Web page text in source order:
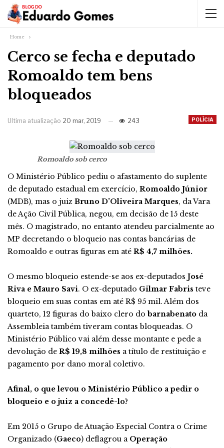
Home
Cerco se fecha e deputado
Romoaldo tem bens
bloqueados
POLÍCIA
Ultima atualização 20 mar, 2019 243
Romoaldo sob cerco
O Ministério Público pediu o afastamento do suplente
de deputado estadual em exercício, Romoaldo Júnior
(MDB), mas o juiz Bruno D’Oliveira Marques, da Vara
de Ação Civil Pública, negou, em decisão de 15 deste
mês. O magistrado, no entanto atendeu parcialmente ao
MP decretando o bloqueio nas contas bancárias de
Romoaldo e outras figuras em até R$ 4,7 milhões.
O mesmo bloqueio estende-se aos ex-deputados José
Riva e Mauro Savi. O ex-deputado Gilmar Fabris teve
bloqueio em suas contas em até R$ 95 mil. Além dos
quarteto, 12 figuras do baixo clero dobarnabenato da
Assembleia também tiveram contas bloqueadas. O
Ministério Público vai além desse montante e pede a
devolução de R$ 19,8 milhões a título de restituição e
pagamento por dano moral coletivo.
Afinal, o que levou o Ministério Público a pedir o
bloqueio e o juiz a concedê-lo?
Em 2015 o Grupo de Atuação Especial Contra o Crime
Organizado (Gaeco) deflagrou a Operação